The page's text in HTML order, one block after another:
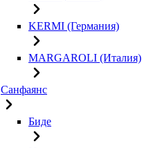
KERMI (Германия)
MARGAROLI (Италия)
Санфаянс
Биде